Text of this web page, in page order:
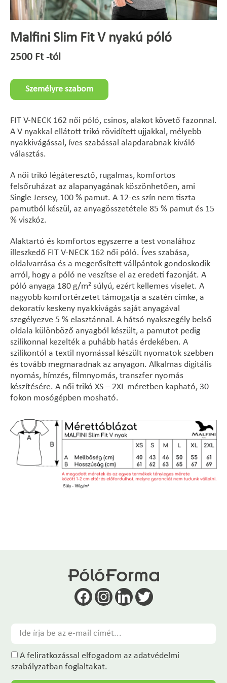
Malfini Slim Fit V nyakú póló
2500 Ft-tól
Személyre szabom
FIT V-NECK 162 női póló, csinos, alakot követő fazonnal.
A V nyakkal ellátott trikó rövidített ujjakkal, mélyebb
nyakkivágással, íves szabással alapdarabnak kiváló
választás.
A női trikó légáteresztő, rugalmas, komfortos
felsőruházat az alapanyagának köszönhetően, ami
Single Jersey, 100 % pamut. A 12-es szín nem tiszta
pamutból készül, az anyagösszetétele 85 % pamut és 15
% viszkóz.
Alaktartó és komfortos egyszerre a test vonalához
illeszkedő FIT V-NECK 162 női póló. Íves szabása,
oldalvarrása és a megerősített vállpántok gondoskodik
arról, hogy a póló ne veszítse el az eredeti fazonját. A
póló anyaga 180 g/m² súlyú, ezért kellemes viselet. A
nagyobb komfortérzetet támogatja a szatén címke, a
dekoratív keskeny nyakkivágás saját anyagával
szegélyezve 5 % elasztánnal. A hátsó nyakszegély belső
oldala különböző anyagból készült, a pamutot pedig
szilikonnal kezelték a puhább hatás érdekében. A
szilikontól a textil nyomással készült nyomatok szebben
és tovább megmaradnak az anyagon. Alkalmas digitális
nyomás, hímzés, filmnyomás, transzfer nyomás
készítésére. A női trikó XS – 2XL méretben kapható, 30
fokon mosógépben mosható.
A feliratkozással elfogadom az adatvédelmi
szabályzatban foglaltakat.